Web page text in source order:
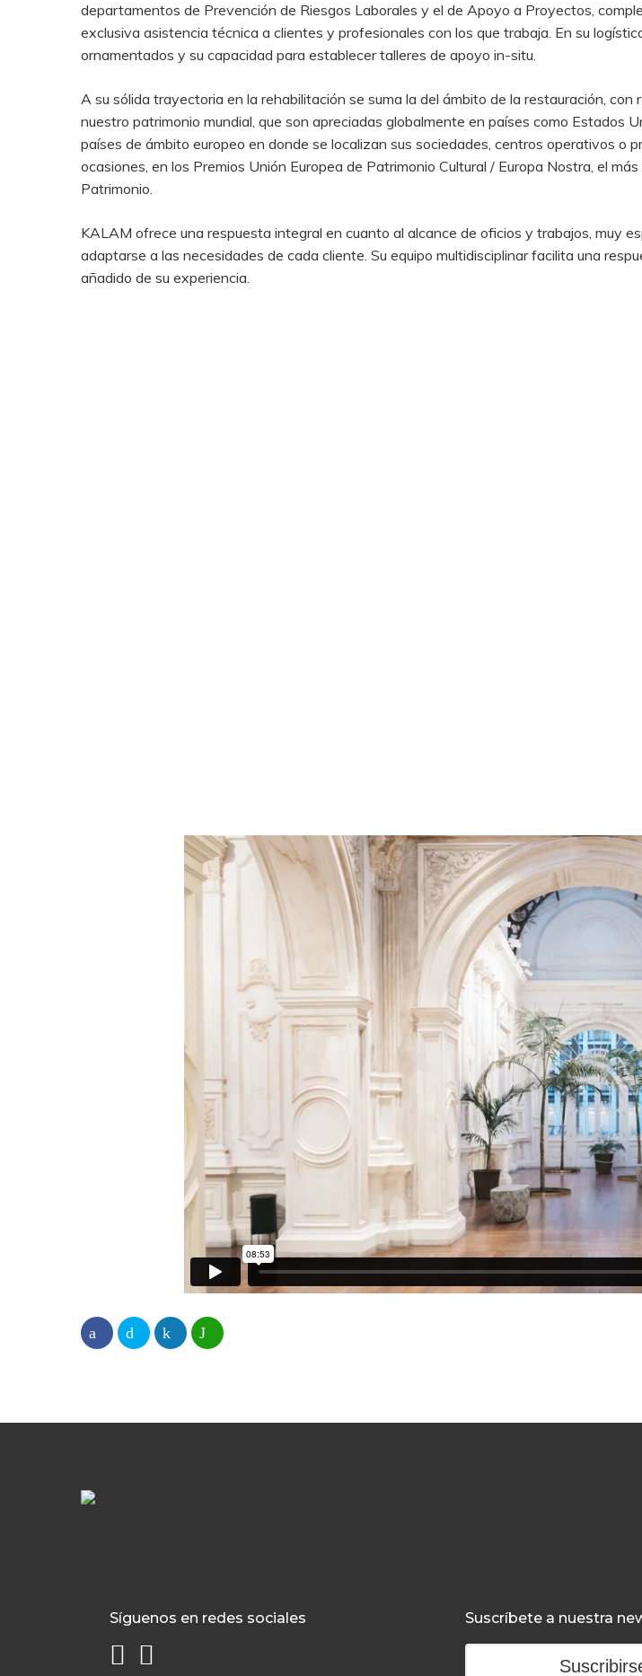
departamentos de Prevención de Riesgos Laborales y el de Apoyo a Proyectos,
exclusiva asistencia técnica a clientes y profesionales con los que trabaja. En su
ornamentados y su capacidad para establecer talleres de apoyo in-situ.
A su sólida trayectoria en la rehabilitación se suma la del ámbito de la restauración,
nuestro patrimonio mundial, que son apreciadas globalmente en países como Estados
países de ámbito europeo en donde se localizan sus sociedades, centros operativos o
ocasiones, en los Premios Unión Europea de Patrimonio Cultural / Europa Nostra, el
Patrimonio.
KALAM ofrece una respuesta integral en cuanto al alcance de oficios y trabajos, muy
adaptarse a las necesidades de cada cliente. Su equipo multidisciplinar facilita una
añadido de su experiencia.
Síguenos en redes sociales Suscríbete a nuestra